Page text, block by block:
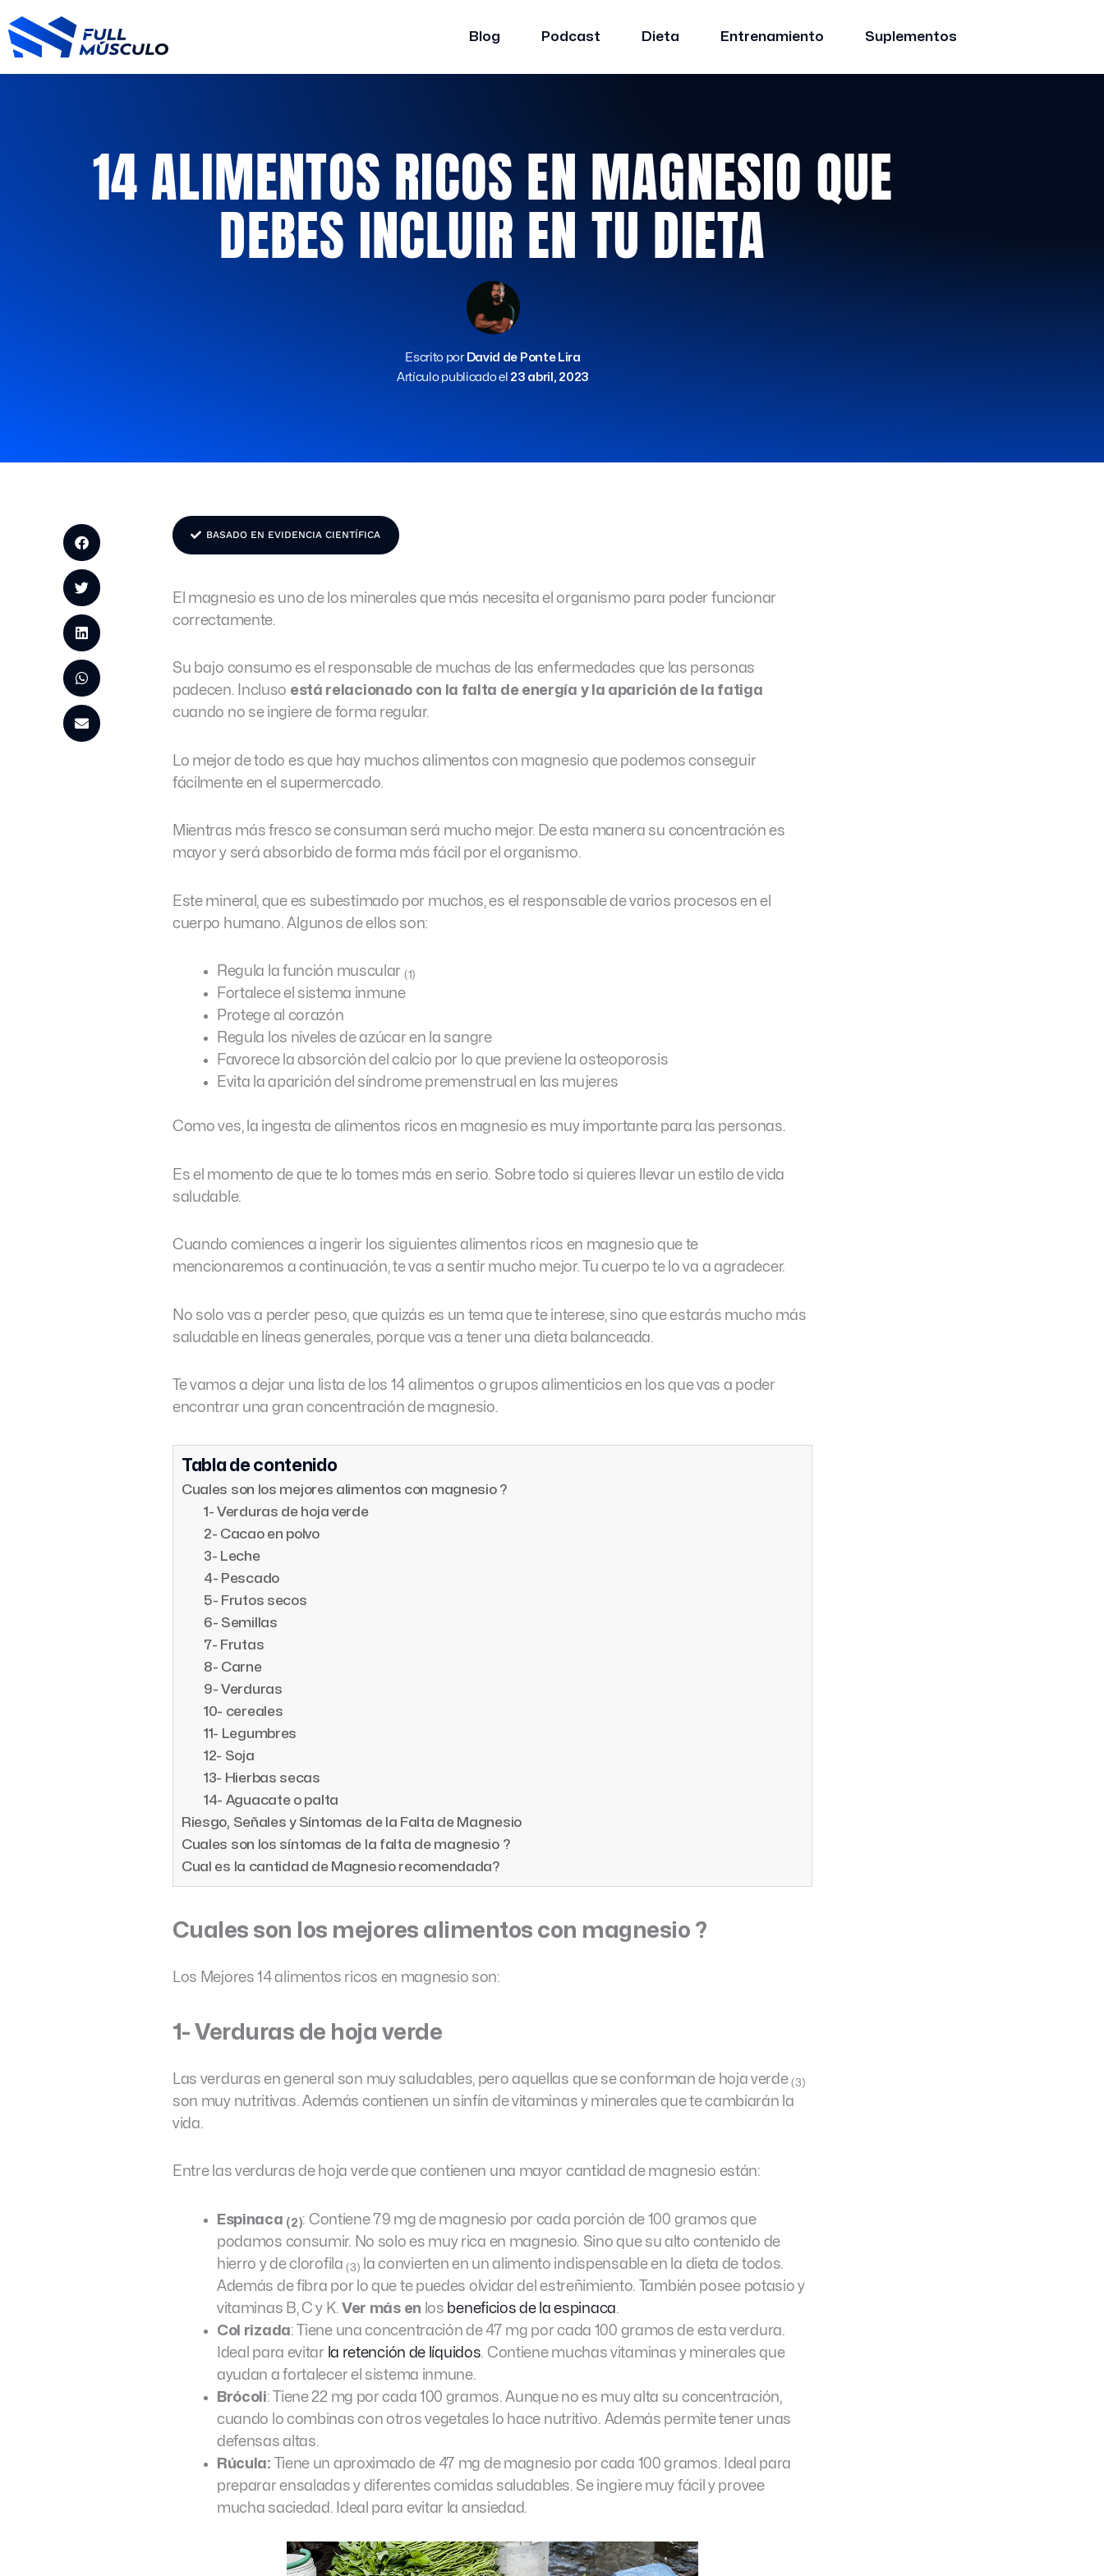
al
contenido
Blog Podcast Dieta Entrenamiento Suplementos
14 ALIMENTOS RICOS EN MAGNESIO QUE
DEBES INCLUIR EN TU DIETA
Escrito porDavid de Ponte Lira
Artículo publicado el 23 abril, 2023
BASADO EN EVIDENCIA CIENTÍFICA
El magnesio es uno de los minerales que más necesita el organismo para poder funcionar
correctamente.
Su bajo consumo es el responsable de muchas de las enfermedades que las personas
padecen. Incluso está relacionado con la falta de energía y la aparición de la fatiga
cuando no se ingiere de forma regular.
Lo mejor de todo es que hay muchos alimentos con magnesio que podemos conseguir
fácilmente en el supermercado.
Mientras más fresco se consuman será mucho mejor. De esta manera su concentración es
mayor y será absorbido de forma más fácil por el organismo.
Este mineral, que es subestimado por muchos, es el responsable de varios procesos en el
cuerpo humano. Algunos de ellos son:
Regula la función muscular (1)
Fortalece el sistema inmune
Protege al corazón
Regula los niveles de azúcar en la sangre
Favorece la absorción del calcio por lo que previene la osteoporosis
Evita la aparición del síndrome premenstrual en las mujeres
Como ves, la ingesta de alimentos ricos en magnesio es muy importante para las personas.
Es el momento de que te lo tomes más en serio. Sobre todo si quieres llevar un estilo de vida
saludable.
Cuando comiences a ingerir los siguientes alimentos ricos en magnesio que te
mencionaremos a continuación, te vas a sentir mucho mejor. Tu cuerpo te lo va a agradecer.
No solo vas a perder peso, que quizás es un tema que te interese, sino que estarás mucho más
saludable en líneas generales, porque vas a tener una dieta balanceada.
Te vamos a dejar una lista de los 14 alimentos o grupos alimenticios en los que vas a poder
encontrar una gran concentración de magnesio.
Tabla de contenido
Cuales son los mejores alimentos con magnesio ?
1- Verduras de hoja verde
2- Cacao en polvo
3- Leche
4- Pescado
5- Frutos secos
6- Semillas
7- Frutas
8- Carne
9- Verduras
10- cereales
11- Legumbres
12- Soja
13- Hierbas secas
14- Aguacate o palta
Riesgo, Señales y Síntomas de la Falta de Magnesio
Cuales son los síntomas de la falta de magnesio ?
Cual es la cantidad de Magnesio recomendada?
Cuales son los mejores alimentos con magnesio ?
Los Mejores 14 alimentos ricos en magnesio son:
1- Verduras de hoja verde
Las verduras en general son muy saludables, pero aquellas que se conforman de hoja verde(3)
son muy nutritivas. Además contienen un sinfín de vitaminas y minerales que te cambiarán la
vida.
Entre las verduras de hoja verde que contienen una mayor cantidad de magnesio están:
Espinaca (2): Contiene 79 mg de magnesio por cada porción de 100 gramos que
podamos consumir. No solo es muy rica en magnesio. Sino que su alto contenido de
hierro y de clorofila(3)
la convierten en un alimento indispensable en la dieta de todos.
Además de fibra por lo que te puedes olvidar del estreñimiento. También posee potasio y
vitaminas B, C y K. Ver más en los beneficios de la espinaca.
Col rizada: Tiene una concentración de 47 mg por cada 100 gramos de esta verdura.
Ideal para evitar la retención de líquidos. Contiene muchas vitaminas y minerales que
ayudan a fortalecer el sistema inmune.
Brócoli: Tiene 22 mg por cada 100 gramos. Aunque no es muy alta su concentración,
cuando lo combinas con otros vegetales lo hace nutritivo. Además permite tener unas
defensas altas.
Rúcula: Tiene un aproximado de 47 mg de magnesio por cada 100 gramos. Ideal para
preparar ensaladas y diferentes comidas saludables. Se ingiere muy fácil y provee
mucha saciedad. Ideal para evitar la ansiedad.